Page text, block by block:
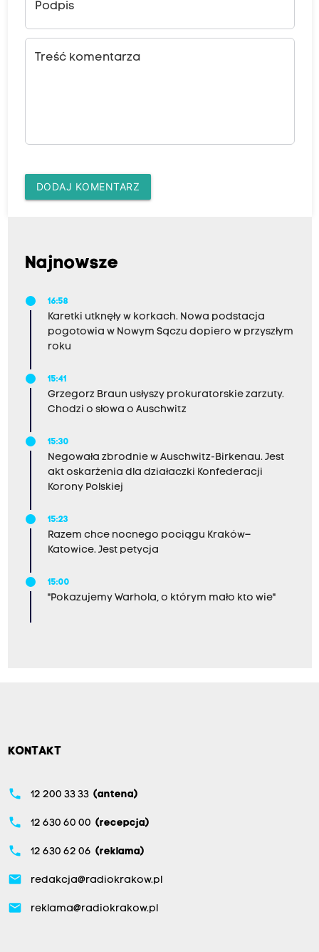
Podpis
Treść komentarza
DODAJ KOMENTARZ
Najnowsze
16:58
Karetki utknęły w korkach. Nowa podstacja
pogotowia w Nowym Sączu dopiero w przyszłym
roku
15:41
Grzegorz Braun usłyszy prokuratorskie zarzuty.
Chodzi o słowa o Auschwitz
15:30
Negowała zbrodnie w Auschwitz-Birkenau. Jest
akt oskarżenia dla działaczki Konfederacji
Korony Polskiej
15:23
Razem chce nocnego pociągu Kraków–
Katowice. Jest petycja
15:00
"Pokazujemy Warhola, o którym mało kto wie"
KONTAKT
phone 12 200 33 33 (antena)
phone 12 630 60 00 (recepcja)
phone 12 630 62 06 (reklama)
email redakcja@radiokrakow.pl
email reklama@radiokrakow.pl